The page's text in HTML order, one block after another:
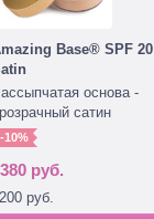
Base® SPF 20
основа -
сатин
-10%
руб.
руб.